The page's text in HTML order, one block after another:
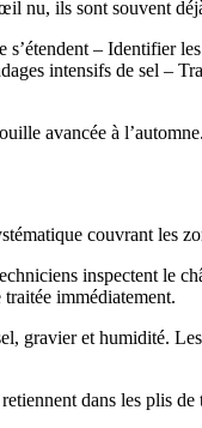
nu, ils sont souvent
– Identifier
intensifs de sel
avancée à l’automne.
couvrant les
inspectent le
immédiatement.
gravier et humidité.
dans les plis